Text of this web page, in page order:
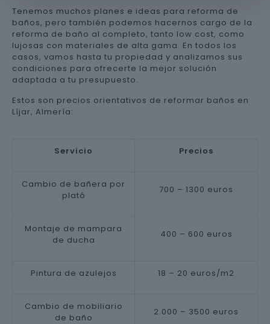
Tenemos muchos planes e ideas para reforma de
baños, pero también podemos hacernos cargo de la
reforma de baño al completo, tanto low cost, como
lujosas con materiales de alta gama. En todos los
casos, vamos hasta tu propiedad y analizamos sus
condiciones para ofrecerte la mejor solución
adaptada a tu presupuesto.
Estos son precios orientativos de reformar baños en
Líjar, Almería:
Servicio Precios
Cambio de bañera por
plató
700 – 1300 euros
Montaje de mampara
de ducha
400 – 600 euros
Pintura de azulejos 18 – 20 euros/m2
Cambio de mobiliario
de baño
2.000 – 3500 euros